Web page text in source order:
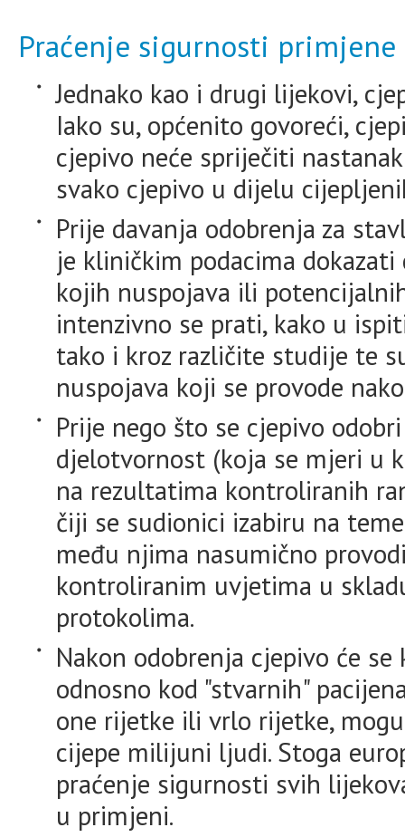
Praćenje sigurnosti primjene
Jednako kao i drugi lijekovi,
Iako su, općenito govoreći,
cjepivo neće spriječiti
svako cjepivo u dijelu
Prije davanja odobrenja za
je kliničkim podacima
kojih nuspojava ili
intenzivno se prati, kako u
tako i kroz različite studije te
nuspojava koji se provode
Prije nego što se cjepivo
djelotvornost (koja se mjeri u
na rezultatima kontroliranih
čiji se sudionici izabiru na
među njima nasumično
kontroliranim uvjetima u
protokolima.
Nakon odobrenja cjepivo će
odnosno kod "stvarnih"
one rijetke ili vrlo rijetke,
cijepe milijuni ljudi. Stoga
praćenje sigurnosti svih
u primjeni.